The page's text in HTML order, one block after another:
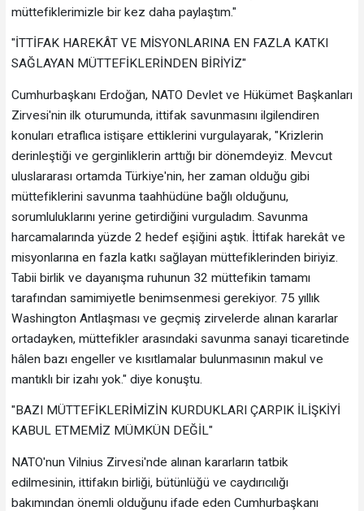
müttefiklerimizle bir kez daha paylaştım."
"İTTİFAK HAREKÂT VE MİSYONLARINA EN FAZLA KATKI
SAĞLAYAN MÜTTEFİKLERİNDEN BİRİYİZ"
Cumhurbaşkanı Erdoğan, NATO Devlet ve Hükümet Başkanları
Zirvesi'nin ilk oturumunda, ittifak savunmasını ilgilendiren
konuları etraflıca istişare ettiklerini vurgulayarak, "Krizlerin
derinleştiği ve gerginliklerin arttığı bir dönemdeyiz. Mevcut
uluslararası ortamda Türkiye'nin, her zaman olduğu gibi
müttefiklerini savunma taahhüdüne bağlı olduğunu,
sorumluluklarını yerine getirdiğini vurguladım. Savunma
harcamalarında yüzde 2 hedef eşiğini aştık. İttifak harekât ve
misyonlarına en fazla katkı sağlayan müttefiklerinden biriyiz.
Tabii birlik ve dayanışma ruhunun 32 müttefikin tamamı
tarafından samimiyetle benimsenmesi gerekiyor. 75 yıllık
Washington Antlaşması ve geçmiş zirvelerde alınan kararlar
ortadayken, müttefikler arasındaki savunma sanayi ticaretinde
hâlen bazı engeller ve kısıtlamalar bulunmasının makul ve
mantıklı bir izahı yok." diye konuştu.
"BAZI MÜTTEFİKLERİMİZİN KURDUKLARI ÇARPIK İLİŞKİYİ
KABUL ETMEMİZ MÜMKÜN DEĞİL"
NATO'nun Vilnius Zirvesi'nde alınan kararların tatbik
edilmesinin, ittifakın birliği, bütünlüğü ve caydırıcılığı
bakımından önemli olduğunu ifade eden Cumhurbaşkanı